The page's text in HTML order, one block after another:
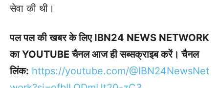
सेवा की थी।
पल पल की खबर के लिए IBN24 NEWS NETWORK
का YOUTUBE चैनल आज ही सब्सक्राइब करें। चैनल
लिंक: https://youtube.com/@IBN24NewsNet